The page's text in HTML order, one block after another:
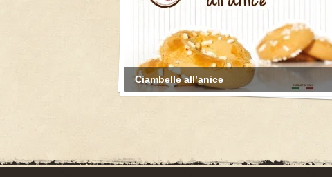
Ciambelle all’anice